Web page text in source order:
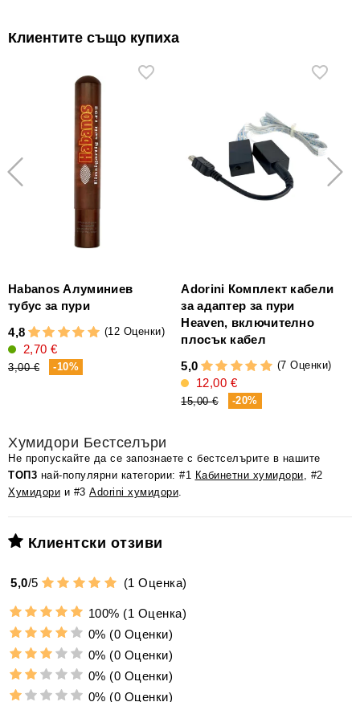
Клиентите също купиха
Habanos Алуминиев
тубус за пури
4,8
(12 Оценки)
2,70 €
3,00 € -10%
Аdorini Комплект кабели
за адаптер за пури
Heaven, включително
плосък кабел
5,0
(7 Оценки)
12,00 €
15,00 € -20%
Хумидори Бестселъри
Не пропускайте да се запознаете с бестселърите в нашите
ТОП3 най-популярни категории: #1 Кабинетни хумидори, #2
Хумидори и #3 Adorini хумидори.
Клиентски отзиви
5,0/5 (1 Оценка)
100% (1 Оценка)
0% (0 Оценки)
0% (0 Оценки)
0% (0 Оценки)
0% (0 Оценки)